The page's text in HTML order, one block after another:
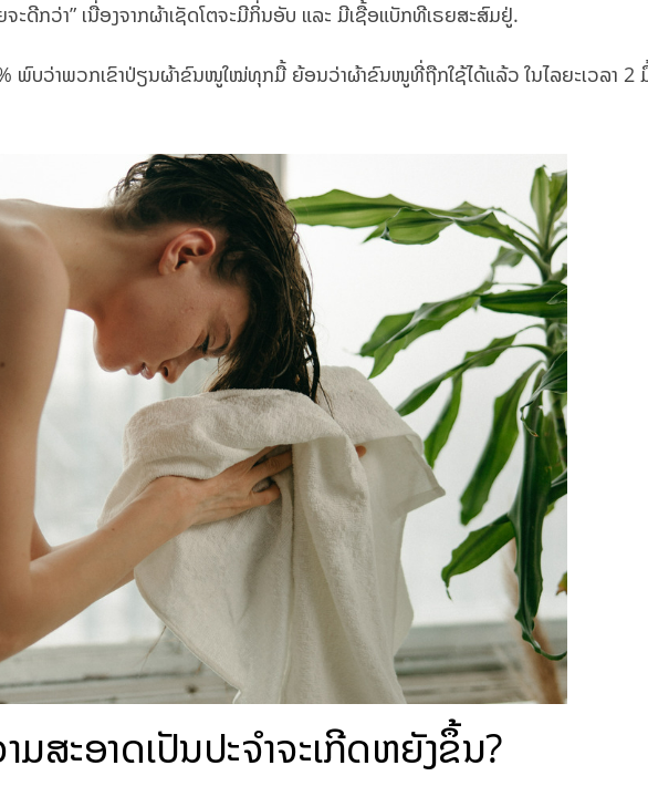
ຈະດີກວ່າ” ເນື່ອງຈາກຜ້າເຊັດໂຕຈະມີກິ່ນອັບ ແລະ ມີເຊື້ອແບັກທີເຣຍສະສົມຢູ່.
ພົບວ່າພວກເຂົາປ່ຽນຜ້າຂົນໜູໃໝ່ທຸກມື້ ຍ້ອນວ່າຜ້າຂົນໜູທີ່ຖືກໃຊ້ໄດ້ແລ້ວ ໃນໄລຍະເວລາ 2
ສະອາດເປັນປະຈຳຈະເກີດຫຍັງຂຶ້ນ?